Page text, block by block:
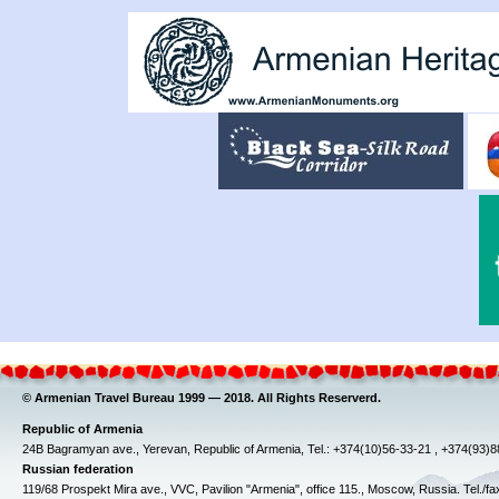
© Armenian Travel Bureau 1999 — 2018. All Rights Reserverd.
Republic of Armenia
24B Bagramyan ave., Yerevan, Republic of Armenia, Tel.: +374(10)56-33-21 ,
Russian federation
119/68 Prospekt Mira ave., VVC, Pavilion "Armenia", office 115., Moscow, Russia. Tel./